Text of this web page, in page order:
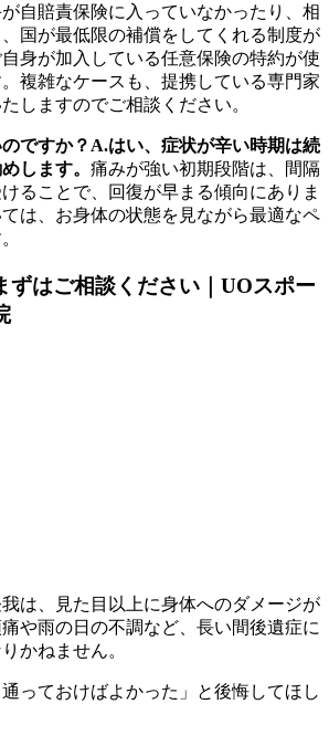
自賠責保険に入っていなかったり、相
国が最低限の補償をしてくれる制度が
身が加入している任意保険の特約が使
複雑なケースも、提携している専門家
しますのでご相談ください。
ですか？A.はい、症状が辛い時期は続
します。 痛みが強い初期段階は、間隔
ることで、回復が早まる傾向にありま
は、お身体の状態を見ながら最適なペ
ずはご相談ください｜UOスポー
は、見た目以上に身体へのダメージが
や雨の日の不調など、長い間後遺症に
かねません。
通っておけばよかった」と後悔してほし